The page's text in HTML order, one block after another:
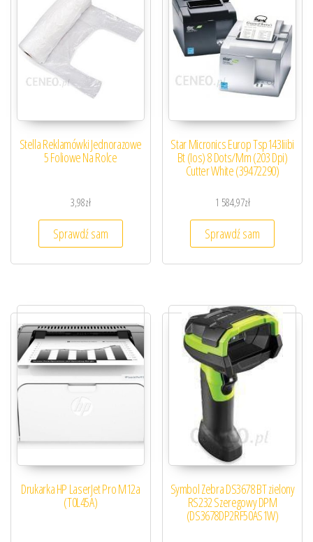
Stella Reklamówki Jednorazowe
5 Foliowe Na Rolce
3,98zł
Sprawdź sam
Star Micronics Europ Tsp143Iiibi
Bt (Ios) 8 Dots/Mm (203 Dpi)
Cutter White (39472290)
1 584,97zł
Sprawdź sam
Drukarka HP LaserJet Pro M12a
(T0L45A)
Symbol Zebra DS3678 BT zielony
RS232 Szeregowy DPM
(DS3678DP2RF50AS1W)